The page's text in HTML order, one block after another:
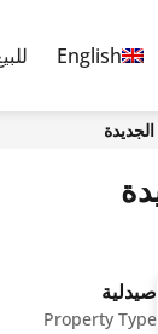
English
صيدلية
Property Type